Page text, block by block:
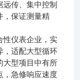
传、集中控制
，保证测量精
性仪表企业，实
，适配大型循环
大型项目中有所
，急修响应速度